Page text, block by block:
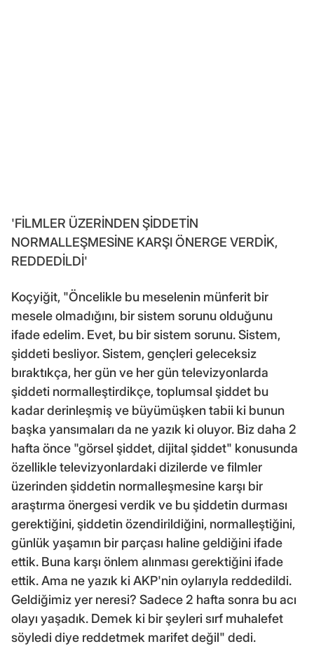
'FİLMLER ÜZERİNDEN ŞİDDETİN
NORMALLEŞMESİNE KARŞI ÖNERGE VERDİK,
REDDEDİLDİ'
Koçyiğit, "Öncelikle bu meselenin münferit bir
mesele olmadığını, bir sistem sorunu olduğunu
ifade edelim. Evet, bu bir sistem sorunu. Sistem,
şiddeti besliyor. Sistem, gençleri geleceksiz
bıraktıkça, her gün ve her gün televizyonlarda
şiddeti normalleştirdikçe, toplumsal şiddet bu
kadar derinleşmiş ve büyümüşken tabii ki bunun
başka yansımaları da ne yazık ki oluyor. Biz daha 2
hafta önce "görsel şiddet, dijital şiddet" konusunda
özellikle televizyonlardaki dizilerde ve filmler
üzerinden şiddetin normalleşmesine karşı bir
araştırma önergesi verdik ve bu şiddetin durması
gerektiğini, şiddetin özendirildiğini, normalleştiğini,
günlük yaşamın bir parçası haline geldiğini ifade
ettik. Buna karşı önlem alınması gerektiğini ifade
ettik. Ama ne yazık ki AKP'nin oylarıyla reddedildi.
Geldiğimiz yer neresi? Sadece 2 hafta sonra bu acı
olayı yaşadık. Demek ki bir şeyleri sırf muhalefet
söyledi diye reddetmek marifet değil" dedi.